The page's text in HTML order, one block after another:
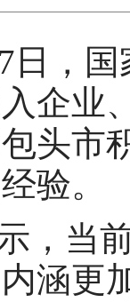
日，
企业
头市
验。
，当
涵更